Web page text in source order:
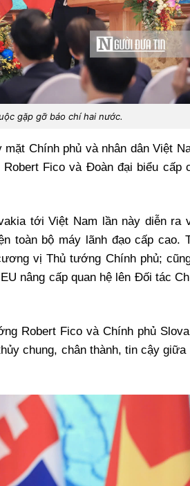
gặp gỡ báo chí hai nước.
Chính phủ và nhân dân Việt
Fico và Đoàn đại biểu cấp
tới Việt Nam lần này diễn ra
toàn bộ máy lãnh đạo cấp cao.
vị Thủ tướng Chính phủ;
nâng cấp quan hệ lên Đối tác
Robert Fico và Chính phủ
chung, chân thành, tin cậy giữa